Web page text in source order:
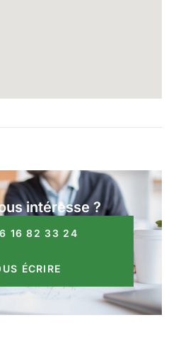
intéresse ?
16 82 33 24
ÉCRIRE